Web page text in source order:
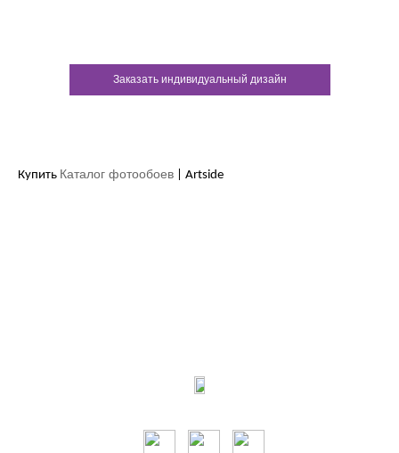
Заказать индивидуальный дизайн
Купить Каталог фотообоев | Artside